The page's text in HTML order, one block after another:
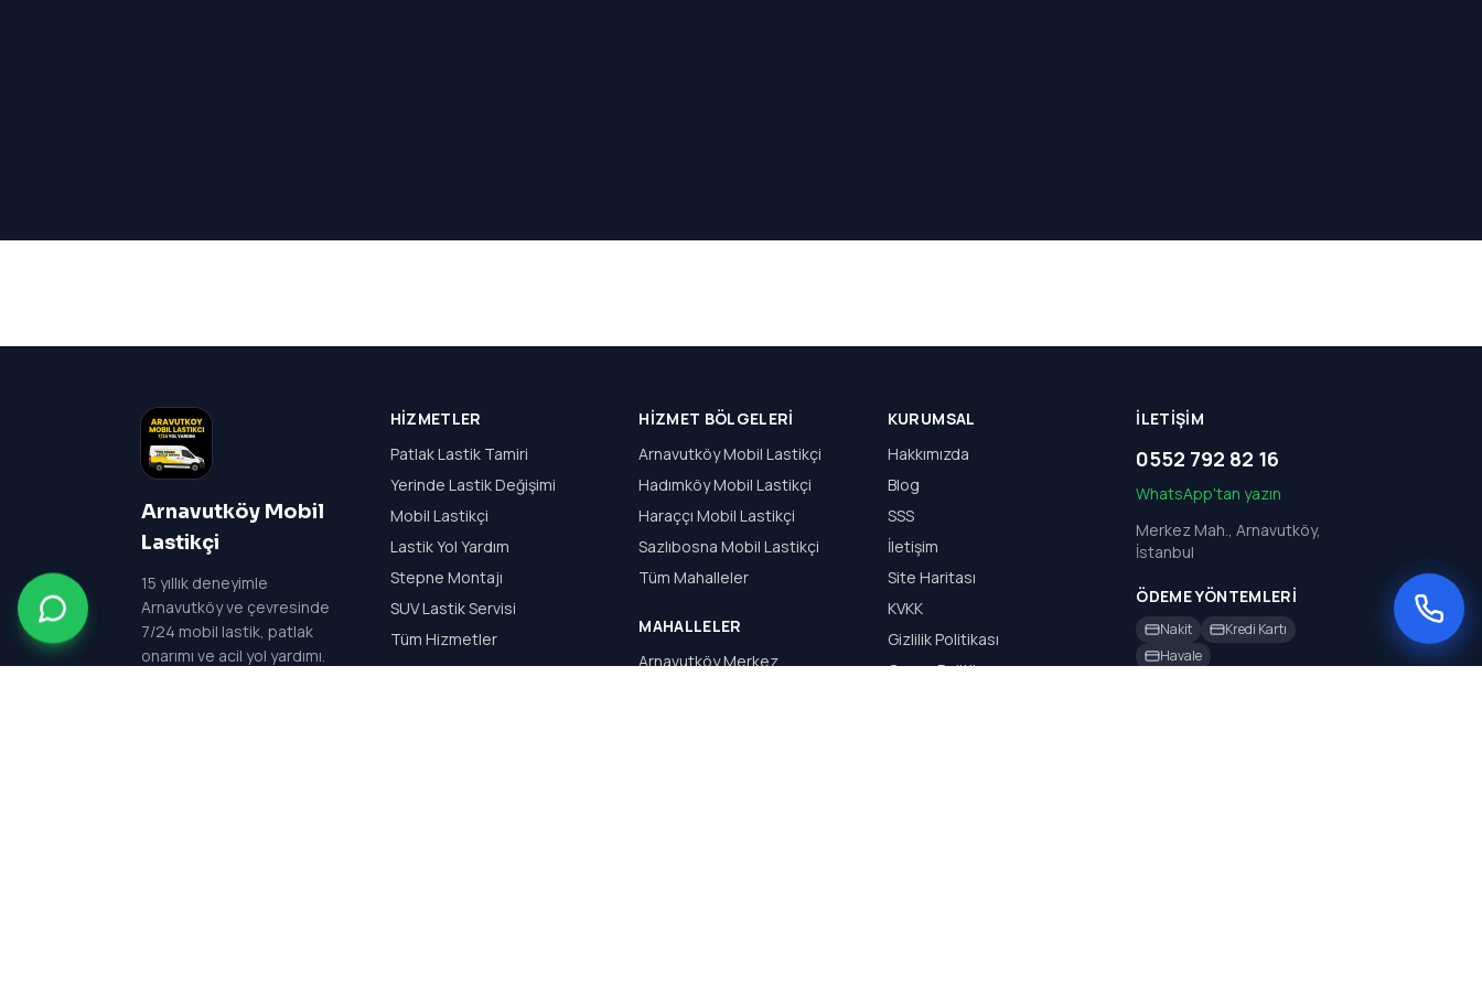
Arnavutköy Mobil
Lastikçi
15 yıllık deneyimle
Arnavutköy ve çevresinde
7/24 mobil lastik, patlak
onarımı ve acil yol yardımı.
HIZMETLER
Patlak Lastik Tamiri
Yerinde Lastik Değişimi
Mobil Lastikçi
Lastik Yol Yardım
Stepne Montajı
SUV Lastik Servisi
Tüm Hizmetler
HIZMET BÖLGELERI
Arnavutköy Mobil Lastikçi
Hadımköy Mobil Lastikçi
Haraççı Mobil Lastikçi
Sazlıbosna Mobil Lastikçi
Tüm Mahalleler
MAHALLELER
Arnavutköy Merkez
KURUMSAL
Hakkımızda
Blog
SSS
İletişim
Site Haritası
KVKK
Gizlilik Politikası
Çerez Politikası
İLETIŞIM
0552 792 82 16
WhatsApp'tan yazın
Merkez Mah., Arnavutköy,
İstanbul
ÖDEME YÖNTEMLERI
Nakit
Kredi Kartı
Havale